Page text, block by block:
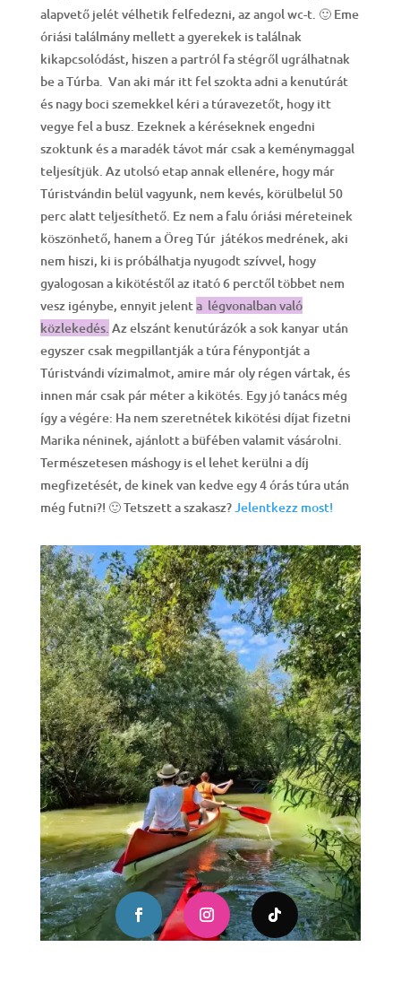
alapvető jelét vélhetik felfedezni, az angol wc-t. 🙂 Eme
óriási találmány mellett a gyerekek is találnak
kikapcsolódást, hiszen a partról fa stégről ugrálhatnak
be a Túrba. Van aki már itt fel szokta adni a kenutúrát
és nagy boci szemekkel kéri a túravezetőt, hogy itt
vegye fel a busz. Ezeknek a kéréseknek engedni
szoktunk és a maradék távot már csak a keménymaggal
teljesítjük. Az utolsó etap annak ellenére, hogy már
Túristvándin belül vagyunk, nem kevés, körülbelül 50
perc alatt teljesíthető. Ez nem a falu óriási méreteinek
köszönhető, hanem a Öreg Túr játékos medrének, aki
nem hiszi, ki is próbálhatja nyugodt szívvel, hogy
gyalogosan a kikötéstől az itató 6 perctől többet nem
vesz igénybe, ennyit jelenta légvonalban való
közlekedés. Az elszánt kenutúrázók a sok kanyar után
egyszer csak megpillantják a túra fénypontját a
Túristvándi vízimalmot, amire már oly régen vártak, és
innen már csak pár méter a kikötés. Egy jó tanács még
így a végére: Ha nem szeretnétek kikötési díjat fizetni
Marika néninek, ajánlott a büfében valamit vásárolni.
Természetesen máshogy is el lehet kerülni a díj
megfizetését, de kinek van kedve egy 4 órás túra után
még futni?! 🙂 Tetszett a szakasz?Jelentkezz most!